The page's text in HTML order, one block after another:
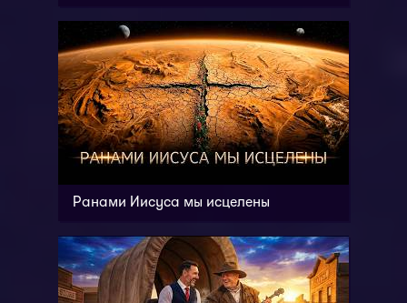
Ранами Иисуса мы исцелены